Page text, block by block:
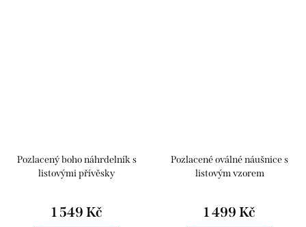
Pozlacený boho náhrdelník s
listovými přívěsky
1 549 Kč
Pozlacené oválné náušnice s
listovým vzorem
1 499 Kč